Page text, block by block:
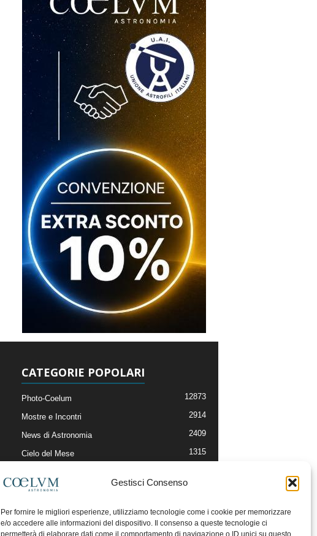
Gestisci Consenso
Per fornire le migliori esperienze, utilizziamo tecnologie come i cookie per memorizzare
e/o accedere alle informazioni del dispositivo. Il consenso a queste tecnologie ci
permetterà di elaborare dati come il comportamento di navigazione o ID unici su questo
CATEGORIE POPOLARI
Photo-Coelum 12873
Mostre e Incontri 2914
News di Astronomia 2409
Cielo del Mese 1315
Articoli e Risorse On-Line
Il Blog della Redazione